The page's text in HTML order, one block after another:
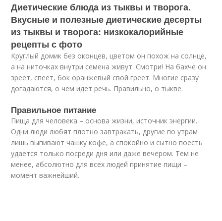
Диетические блюда из тыквы и творога.
Вкусные и полезные диетические десерты
из тыквы и творога: низкокалорийные
рецепты с фото
Круглый домик без оконцев, цветом он похож на солнце,
а на ниточках внутри семена живут. Смотри! На бахче он
зреет, спеет, бок оранжевый свой греет. Многие сразу
догадаются, о чем идет речь. Правильно, о тыкве.
Правильное питание
Пища для человека – основа жизни, источник энергии.
Одни люди любят плотно завтракать, другие по утрам
лишь выпивают чашку кофе, а спокойно и сытно поесть
удается только посреди дня или даже вечером. Тем не
менее, абсолютно для всех людей принятие пищи –
момент важнейший.